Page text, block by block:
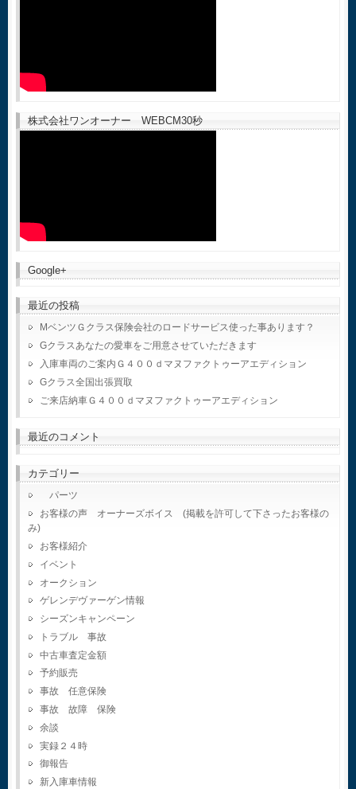
株式会社ワンオーナー WEBCM30秒
Google+
最近の投稿
MベンツＧクラス保険会社のロードサービス使った事あります？
Gクラスあなたの愛車をご用意させていただきます
入庫車両のご案内Ｇ４００ｄマヌファクトゥーアエディション
Gクラス全国出張買取
ご来店納車Ｇ４００ｄマヌファクトゥーアエディション
最近のコメント
カテゴリー
パーツ
お客様の声 オーナーズボイス (掲載を許可して下さったお客様の
み)
お客様紹介
イベント
オークション
ゲレンデヴァーゲン情報
シーズンキャンペーン
トラブル 事故
中古車査定金額
予約販売
事故 任意保険
事故 故障 保険
余談
実録２４時
御報告
新入庫車情報